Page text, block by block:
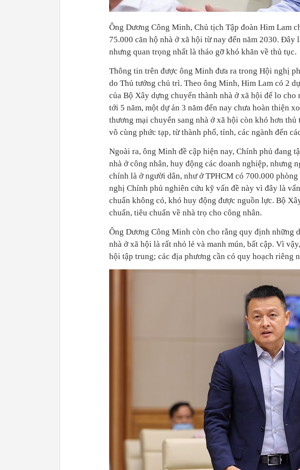
Ông Dương Công Minh, Chủ tịch Tập đoàn Him Lam
75.000 căn hộ nhà ở xã hội từ nay đến năm 2030. Đây
nhưng quan trọng nhất là tháo gỡ khó khăn về thủ tục.
Thông tin trên được ông Minh đưa ra trong Hội nghị
do Thủ tướng chủ trì. Theo ông Minh, Him Lam có 2
của Bộ Xây dựng chuyển thành nhà ở xã hội để lo cho
tới 5 năm, một dự án 3 năm đến nay chưa hoàn thiện
thương mại chuyển sang nhà ở xã hội còn khó hơn
vô cùng phức tạp, từ thành phố, tỉnh, các ngành đến
Ngoài ra, ông Minh đề cập hiện nay, Chính phủ đang
nhà ở công nhân, huy động các doanh nghiệp, nhưng
chính là ở người dân, như ở TPHCM có 700.000
nghị Chính phủ nghiên cứu kỹ vấn đề này vì đây là
chuẩn không có, khó huy động được nguồn lực. Bộ
chuẩn, tiêu chuẩn về nhà trọ cho công nhân.
Ông Dương Công Minh còn cho rằng quy định những
nhà ở xã hội là rất nhỏ lẻ và manh mún, bất cập. Vì
hội tập trung; các địa phương cần có quy hoạch riêng